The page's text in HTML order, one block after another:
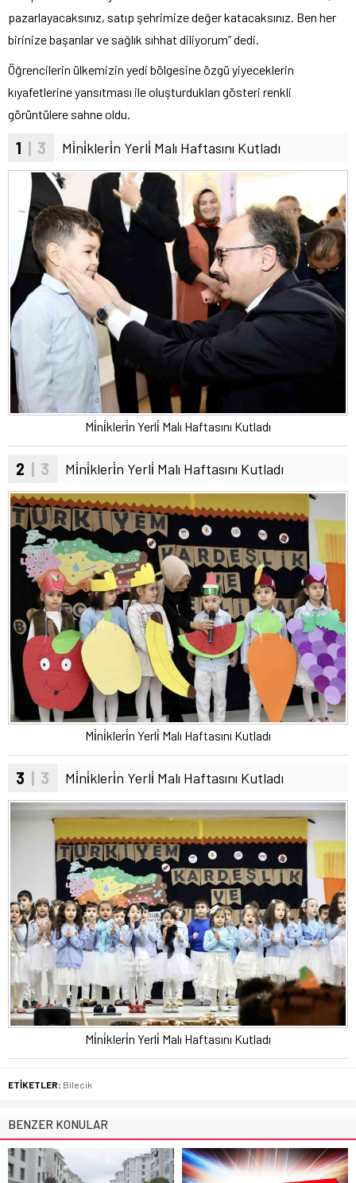
pazarlayacaksınız, satıp şehrimize değer katacaksınız. Ben her
birinize başarılar ve sağlık sıhhat diliyorum” dedi.
Öğrencilerin ülkemizin yedi bölgesine özgü yiyeceklerin
kıyafetlerine yansıtması ile oluşturdukları gösteri renkli
görüntülere sahne oldu.
1 | 3 Mi̇ni̇kleri̇n Yerli̇ Malı Haftasını Kutladı
Mi̇ni̇kleri̇n Yerli̇ Malı Haftasını Kutladı
2 | 3 Mi̇ni̇kleri̇n Yerli̇ Malı Haftasını Kutladı
Mi̇ni̇kleri̇n Yerli̇ Malı Haftasını Kutladı
3 | 3 Mi̇ni̇kleri̇n Yerli̇ Malı Haftasını Kutladı
Mi̇ni̇kleri̇n Yerli̇ Malı Haftasını Kutladı
ETİKETLER: Bilecik
BENZER KONULAR